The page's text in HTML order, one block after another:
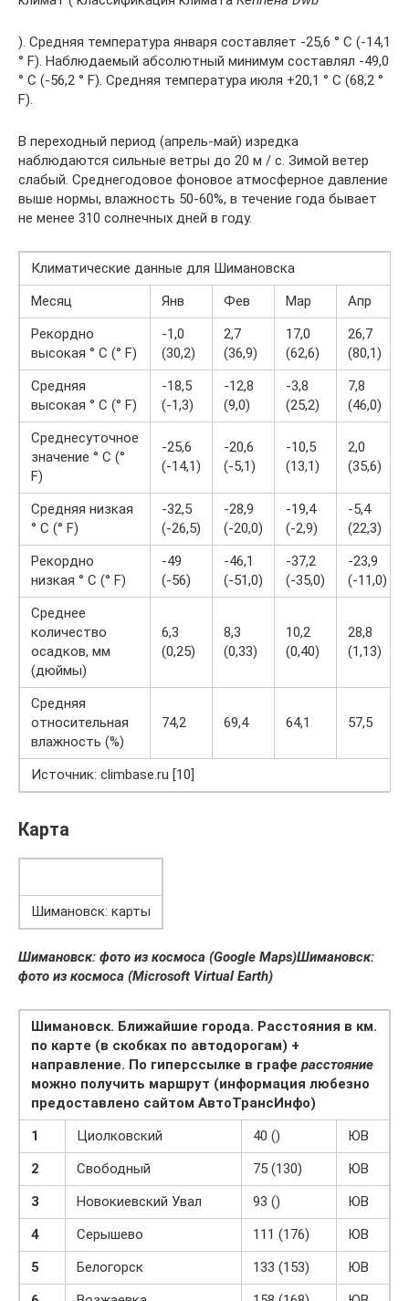
). Средняя температура января составляет -25,6 ° C (-14,1
° F). Наблюдаемый абсолютный минимум составлял -49,0
° C (-56,2 ° F). Средняя температура июля +20,1 ° C (68,2 °
F).
В переходный период (апрель-май) изредка
наблюдаются сильные ветры до 20 м / с. Зимой ветер
слабый. Среднегодовое фоновое атмосферное давление
выше нормы, влажность 50-60%, в течение года бывает
не менее 310 солнечных дней в году.
Климатические данные для Шимановска
Месяц
Янв Фев Мар
Апр
Рекордно
высокая ° C (° F)
-1,0
(30,2)
2,7
(36,9)
17,0
(62,6)
26,7
(80,1)
Средняя
высокая ° C (° F)
-18,5
(-1,3)
-12,8
(9,0)
-3,8
(25,2)
7,8
(46,0)
Среднесуточное
значение ° C (°
F)
-25,6
(-14,1)
-20,6
(-5,1)
-10,5
(13,1)
2,0
(35,6)
Средняя низкая
° C (° F)
-32,5
(-26,5)
-28,9
(-20,0)
-19,4
(-2,9)
-5,4
(22,3)
Рекордно
низкая ° C (° F)
-49
(-56)
-46,1
(-51,0)
-37,2
(-35,0)
-23,9
(-11,0)
Среднее
количество
осадков, мм
(дюймы)
6,3
(0,25)
8,3
(0,33)
10,2
(0,40)
28,8
(1,13)
Средняя
относительная
влажность (%)
74,2 69,4 64,1 57,5
Источник: climbase.ru [10]
Карта
Шимановск: карты
Шимановск: фото из космоса (Google Maps)Шимановск:
фото из космоса (Microsoft Virtual Earth)
Шимановск. Ближайшие города. Расстояния в км.
по карте (в скобках по автодорогам) +
направление. По гиперссылке в графе расстояние
можно получить маршрут (информация любезно
предоставлено сайтом АвтоТрансИнфо)
1
Циолковский 40 ()
ЮВ
2
Свободный 75 (130)
ЮВ
3
Новокиевский Увал 93 ()
ЮВ
4
Серышево 111 (176)
ЮВ
5
Белогорск 133 (153)
ЮВ